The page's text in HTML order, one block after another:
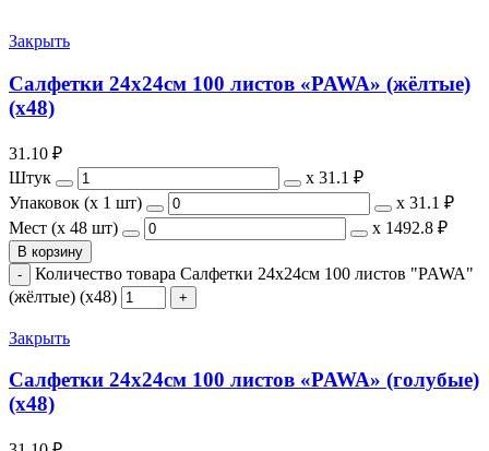
Закрыть
Салфетки 24х24см 100 листов «PAWA» (жёлтые)
(х48)
31.10 ₽
Штук
х 31.1 ₽
Упаковок (x 1 шт)
х 31.1 ₽
Мест (x 48 шт)
х 1492.8 ₽
В корзину
Количество товара Салфетки 24х24см 100 листов "PAWA"
(жёлтые) (х48)
Закрыть
Салфетки 24х24см 100 листов «PAWA» (голубые)
(х48)